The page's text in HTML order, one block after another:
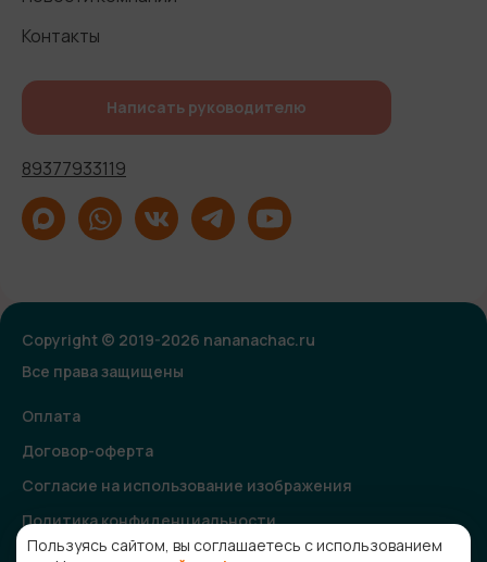
Контакты
Написать руководителю
89377933119
Copyright © 2019-2026 nananachac.ru
Все права защищены
Оплата
Договор-оферта
Согласие на использование изображения
Политика конфиденциальности
Согласие на получение рекламной и информационной
Пользуясь сайтом, вы соглашаетесь с использованием